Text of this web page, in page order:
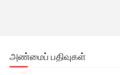
அண்மைப் பதிவுகள்